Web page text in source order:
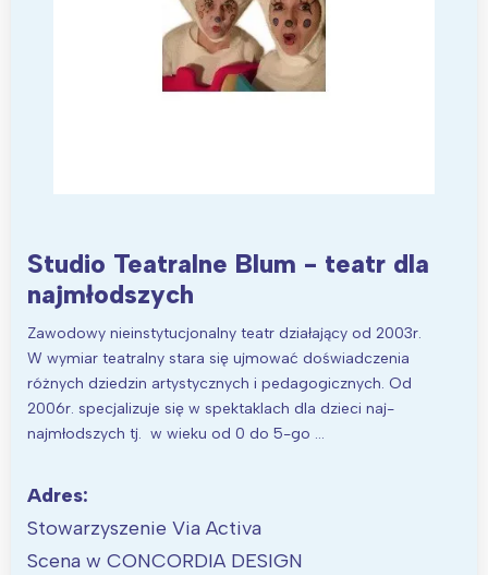
Studio Teatralne Blum - teatr dla
najmłodszych
Zawodowy nieinstytucjonalny teatr działający od 2003r.
W wymiar teatralny stara się ujmować doświadczenia
różnych dziedzin artystycznych i pedagogicznych. Od
2006r. specjalizuje się w spektaklach dla dzieci naj-
najmłodszych tj. w wieku od 0 do 5-go …
Adres:
Stowarzyszenie Via Activa
Scena w CONCORDIA DESIGN
Trójmiasto
Poznań
Wrocław
Południe
Wszystkie
Wybieram